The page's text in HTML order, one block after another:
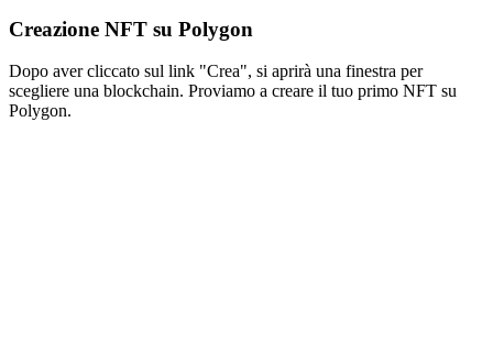
Creazione NFT su Polygon
Dopo aver cliccato sul link "Crea", si aprirà una finestra per
scegliere una blockchain. Proviamo a creare il tuo primo NFT su
Polygon.